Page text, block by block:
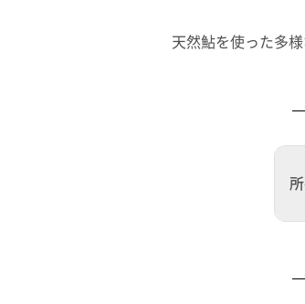
天然鮎を使った多